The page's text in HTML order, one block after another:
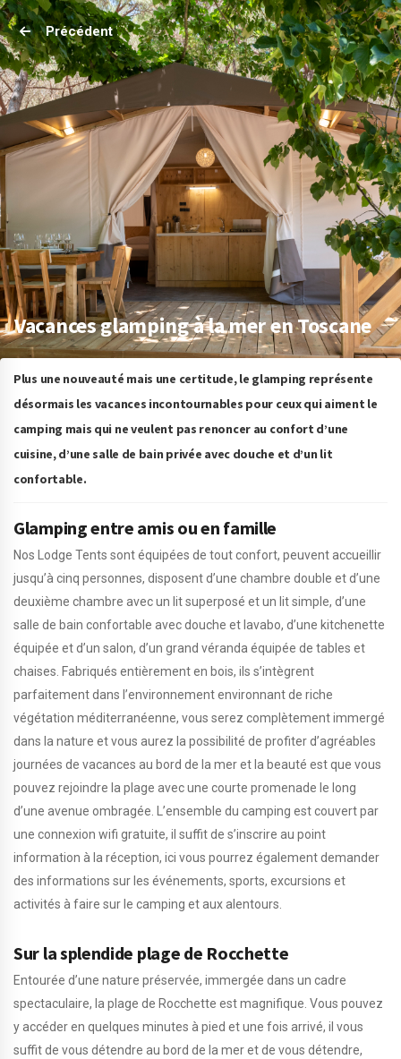
Précédent
Vacances glamping à la mer en Toscane
Plus une nouveauté mais une certitude, le glamping représente
désormais les vacances incontournables pour ceux qui aiment le
camping mais qui ne veulent pas renoncer au confort d’une
cuisine, d’une salle de bain privée avec douche et d’un lit
confortable.
Glamping entre amis ou en famille
Nos Lodge Tents sont équipées de tout confort, peuvent accueillir
jusqu’à cinq personnes, disposent d’une chambre double et d’une
deuxième chambre avec un lit superposé et un lit simple, d’une
salle de bain confortable avec douche et lavabo, d’une kitchenette
équipée et d’un salon, d’un grand véranda équipée de tables et
chaises. Fabriqués entièrement en bois, ils s’intègrent
parfaitement dans l’environnement environnant de riche
végétation méditerranéenne, vous serez complètement immergé
dans la nature et vous aurez la possibilité de profiter d’agréables
journées de vacances au bord de la mer et la beauté est que vous
pouvez rejoindre la plage avec une courte promenade le long
d’une avenue ombragée. L’ensemble du camping est couvert par
une connexion wifi gratuite, il suffit de s’inscrire au point
information à la réception, ici vous pourrez également demander
des informations sur les événements, sports, excursions et
activités à faire sur le camping et aux alentours.
Sur la splendide plage de Rocchette
Entourée d’une nature préservée, immergée dans un cadre
spectaculaire, la plage de Rocchette est magnifique. Vous pouvez
y accéder en quelques minutes à pied et une fois arrivé, il vous
suffit de vous détendre au bord de la mer et de vous détendre,